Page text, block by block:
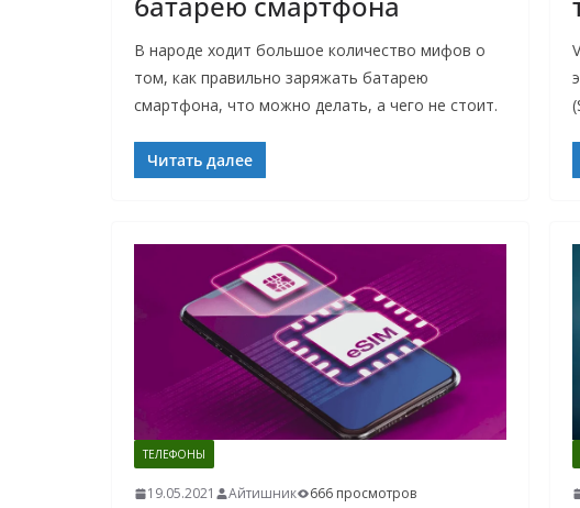
В народе ходит большое количество мифов о
том, как правильно заряжать батарею
смартфона, что можно делать, а чего не стоит.
Читать далее
ТЕЛЕФОНЫ
19.05.2021 Айтишник
666 просмотров